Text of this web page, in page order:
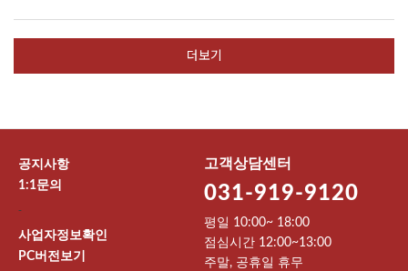
더보기
공지사항
1:1문의
-
사업자정보확인
PC버전보기
고객상담센터
031-919-9120
평일 10:00~ 18:00
점심시간 12:00~13:00
주말, 공휴일 휴무